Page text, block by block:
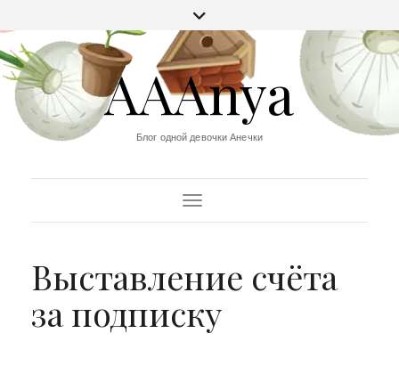
AAAnya
Блог одной девочки Анечки
Переключить навигацию
Выставление счёта
за подписку